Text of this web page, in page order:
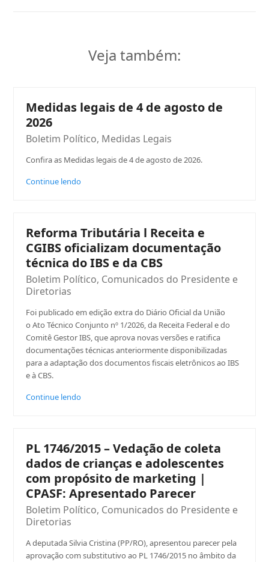
Veja também:
Medidas legais de 4 de agosto de
2026
Boletim Político, Medidas Legais
Confira as Medidas legais de 4 de agosto de 2026.
Continue lendo
Reforma Tributária l Receita e
CGIBS oficializam documentação
técnica do IBS e da CBS
Boletim Político, Comunicados do Presidente e
Diretorias
Foi publicado em edição extra do Diário Oficial da União
o Ato Técnico Conjunto nº 1/2026, da Receita Federal e do
Comitê Gestor IBS, que aprova novas versões e ratifica
documentações técnicas anteriormente disponibilizadas
para a adaptação dos documentos fiscais eletrônicos ao IBS
e à CBS.
Continue lendo
PL 1746/2015 – Vedação de coleta
dados de crianças e adolescentes
com propósito de marketing |
CPASF: Apresentado Parecer
Boletim Político, Comunicados do Presidente e
Diretorias
A deputada Silvia Cristina (PP/RO), apresentou parecer pela
aprovação com substitutivo ao PL 1746/2015 no âmbito da